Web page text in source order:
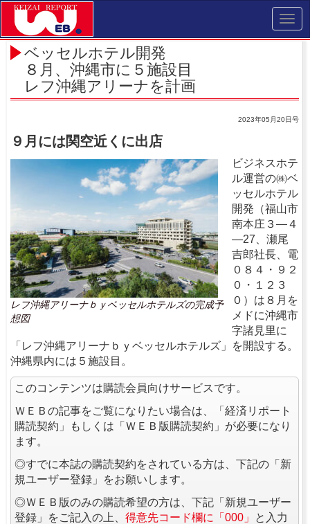
ベッセルホテル開発
８月、沖縄市に５施設目
レフ沖縄アリーナを計画
2023年05月20日号
９月には関空近くに出店
レフ沖縄アリーナｂｙベッセルホテルズの完成予
想図
ビジネスホテ
ル運営の㈱ベ
ッセルホテル
開発（福山市
南本庄３―４
―27、瀬尾
吉郎社長、電
０８４・９２
０・１２３
０）は８月を
メドに沖縄市
字諸見里に
「レフ沖縄アリーナｂｙベッセルホテルズ」を開設する。
沖縄県内には５施設目。
このコンテンツは購読会員向けサービスです。
ＷＥＢの記事をご覧になりたい場合は、「経済リポート
購読契約」もしくは「ＷＥＢ版購読契約」が必要になり
ます。
◎すでに本誌の購読契約をされている方は、下記の「新
規ユーザー登録」をお願いします。
◎ＷＥＢ版のみの購読希望の方は、下記「新規ユーザー
登録」をご記入の上、 得意先コード欄に「000」
と入力